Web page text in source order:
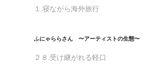
１.寝ながら海外旅行
ふにゃららさん 〜アーティストの生態〜
２８.受け継がれる軽口